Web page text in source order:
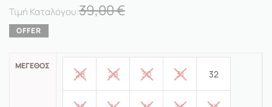
39,00€
ΜΈΓΕΘΟΣ
28 29 30 31 32